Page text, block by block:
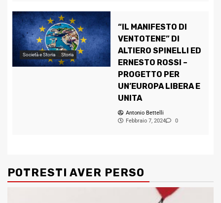
Società e Storia Storia
“IL MANIFESTO DI
VENTOTENE” DI
ALTIERO SPINELLI ED
ERNESTO ROSSI –
PROGETTO PER
UN’EUROPA LIBERA E
UNITA
Antonio Bettelli
Febbraio 7, 2024
0
POTRESTI AVER PERSO